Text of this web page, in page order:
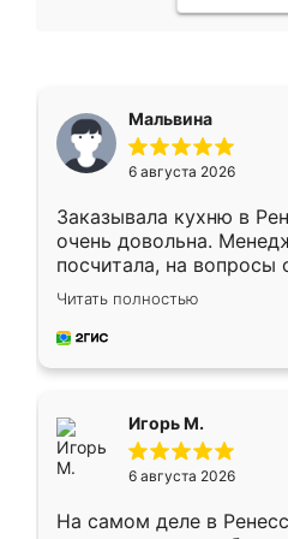
Мальвина
6 августа 2026
Заказывала кухню в
очень довольна.
посчитала, на вопросы
Замерщик приехал в
делу со всей
за день, ребята
Читать полностью
Игорь М.
6 августа 2026
На самом деле в